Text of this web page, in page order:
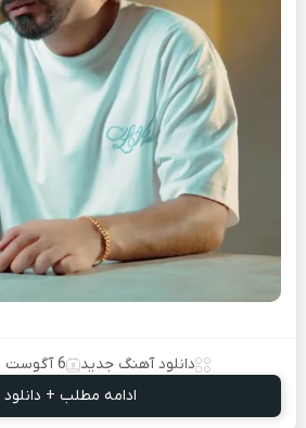
دانلود آهنگ جدید 6 آگوست 2026
ادامه مطلب + دانلود